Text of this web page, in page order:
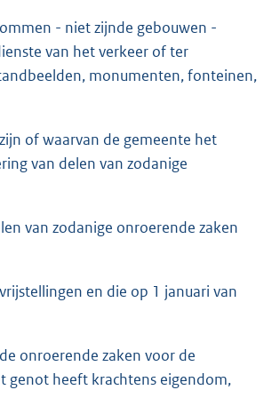
- niet zijnde gebouwen -
van het verkeer of ter
monumenten, fonteinen,
of waarvan de gemeente het
van delen van zodanige
van zodanige onroerende zaken
en die op 1 januari van
onroerende zaken voor de
genot heeft krachtens eigendom,